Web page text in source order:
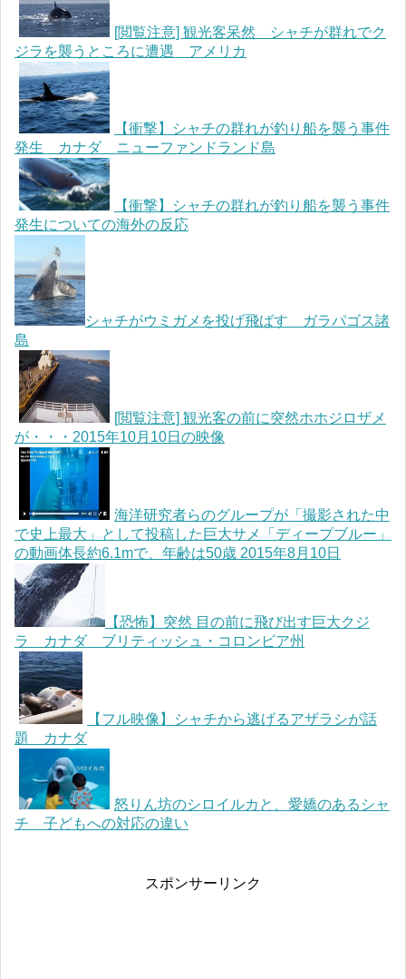
[閲覧注意] 観光客呆然 シャチが群れでク
ジラを襲うところに遭遇 アメリカ
【衝撃】シャチの群れが釣り船を襲う事件
発生 カナダ ニューファンドランド島
【衝撃】シャチの群れが釣り船を襲う事件
発生についての海外の反応
シャチがウミガメを投げ飛ばす ガラパゴス諸
島
[閲覧注意] 観光客の前に突然ホホジロザメ
が・・・2015年10月10日の映像
海洋研究者らのグループが「撮影された中
で史上最大」として投稿した巨大サメ「ディープブルー」
の動画体長約6.1mで、年齢は50歳 2015年8月10日
【恐怖】突然 目の前に飛び出す巨大クジ
ラ カナダ ブリティッシュ・コロンビア州
【フル映像】シャチから逃げるアザラシが話
題 カナダ
怒りん坊のシロイルカと、愛嬌のあるシャ
チ 子どもへの対応の違い
スポンサーリンク